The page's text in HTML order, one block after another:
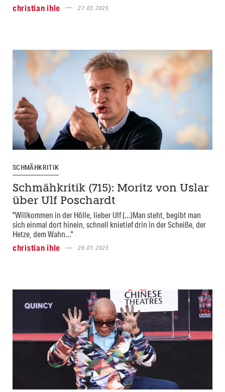
christian ihle
27.03.2025
SCHMÄHKRITIK
Schmähkritik (715): Moritz von Uslar
über Ulf Poschardt
"Willkommen in der Hölle, lieber Ulf (...)Man steht, begibt man
sich einmal dort hinein, schnell knietief drin in der Scheiße, der
Hetze, dem Wahn..."
christian ihle
29.01.2025